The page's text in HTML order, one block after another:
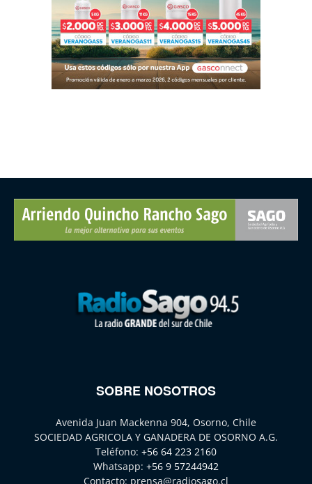
SOBRE NOSOTROS
Avenida Juan Mackenna 904, Osorno, Chile
SOCIEDAD AGRICOLA Y GANADERA DE OSORNO A.G.
Teléfono: +56 64 223 2160
Whatsapp: +56 9 57244942
Contacto: prensa@radiosago.cl